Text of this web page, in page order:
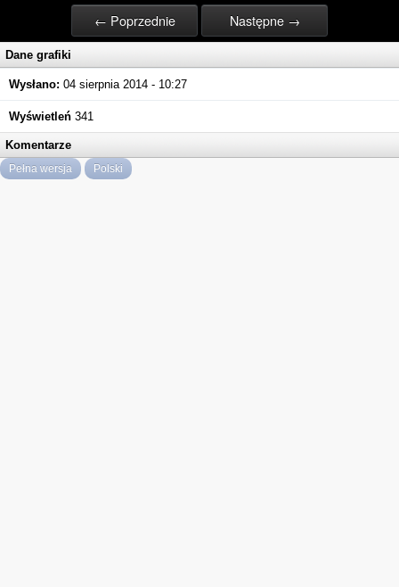
← Poprzednie Następne →
Dane grafiki
Wysłano: 04 sierpnia 2014 - 10:27
Wyświetleń 341
Komentarze
Pełna wersja Polski